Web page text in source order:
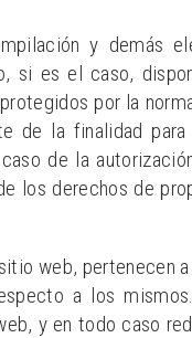
y demás
si es el caso,
por la
de la finalidad
de la
los derechos de
web, pertenecen
a los
y en todo caso